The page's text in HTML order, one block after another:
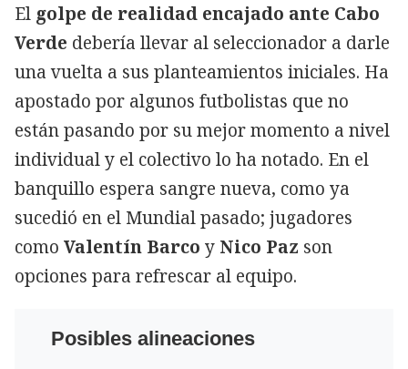
El golpe de realidad encajado ante Cabo
Verde debería llevar al seleccionador a darle
una vuelta a sus planteamientos iniciales. Ha
apostado por algunos futbolistas que no
están pasando por su mejor momento a nivel
individual y el colectivo lo ha notado. En el
banquillo espera sangre nueva, como ya
sucedió en el Mundial pasado; jugadores
como Valentín Barco y Nico Paz son
opciones para refrescar al equipo.
Posibles alineaciones